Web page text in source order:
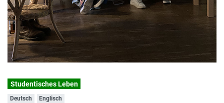
Studentisches Leben
Deutsch Englisch